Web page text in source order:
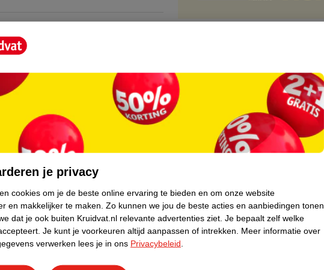
en in je voeding voorkomt.
hebben afgestaan pijlsnel kan herladen,
als je snel achter elkaar, korte en hoog
extra kracht leveren waardoor je je derde
creatine dat aanwezig is in je lichaam
je privacy
cookies om je de beste online ervaring te bieden en om onze website
en makkelijker te maken. Zo kunnen we jou de beste acties en aanbiedingen tonen
dat je ook buiten Kruidvat.nl relevante advertenties ziet. Je bepaalt zelf welke
Je kunt je voorkeuren altijd aanpassen of intrekken.
Meer informatie over
verwerken lees je in ons Privacybeleid